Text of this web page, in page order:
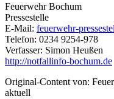
Feuerwehr Bochum
Pressestelle
E-Mail: feuerwehr-
Telefon: 0234 9254-978
Verfasser: Simon Heußen
http://notfallinfo-bochum.de
Original-Content von:
aktuell